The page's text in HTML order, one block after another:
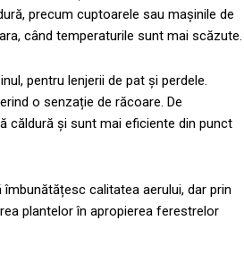
precum cuptoarele sau mașinile de
când temperaturile sunt mai scăzute.
pentru lenjerii de pat și perdele.
o senzație de răcoare. De
căldură și sunt mai eficiente din punct
calitatea aerului, dar prin
plantelor în apropierea ferestrelor